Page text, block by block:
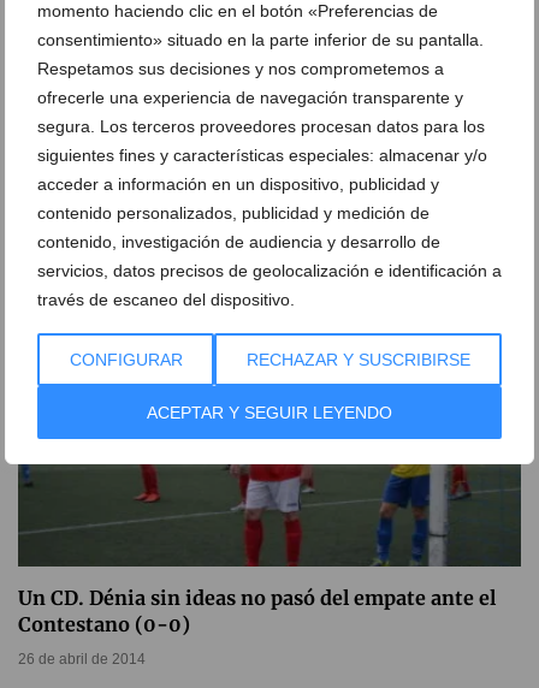
momento haciendo clic en el botón «Preferencias de
consentimiento» situado en la parte inferior de su pantalla.
Respetamos sus decisiones y nos comprometemos a
ofrecerle una experiencia de navegación transparente y
segura. Los terceros proveedores procesan datos para los
siguientes fines y características especiales: almacenar y/o
acceder a información en un dispositivo, publicidad y
contenido personalizados, publicidad y medición de
contenido, investigación de audiencia y desarrollo de
servicios, datos precisos de geolocalización e identificación a
través de escaneo del dispositivo.
CONFIGURAR RECHAZAR Y SUSCRIBIRSE
ACEPTAR Y SEGUIR LEYENDO
El CD. Dénia sigue soñando con la promoción de
ascenso
11 de mayo de 2014
Un CD. Dénia sin ideas no pasó del empate ante el
Contestano (0-0)
26 de abril de 2014